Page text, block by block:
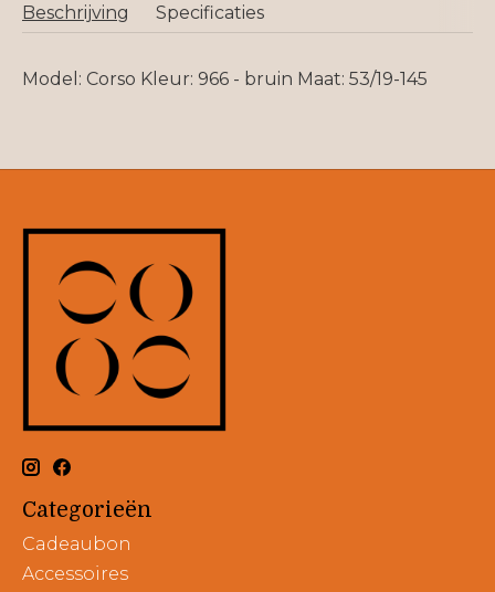
Beschrijving Specificaties
Model: Corso Kleur: 966 - bruin Maat: 53/19-145
Categorieën
Cadeaubon
Accessoires